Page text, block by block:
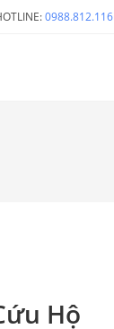
0988.812.116
Hộ